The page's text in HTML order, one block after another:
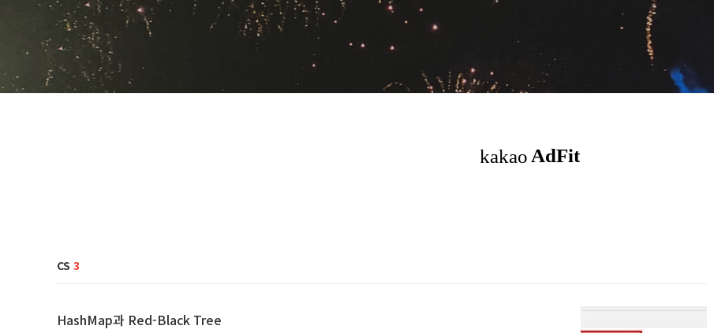
CS 3
HashMap과 Red-Black Tree